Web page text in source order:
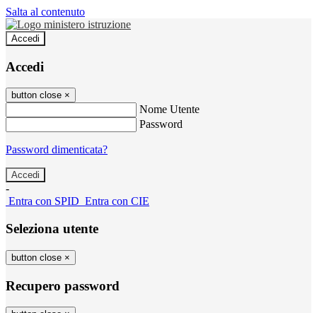
Salta al contenuto
Accedi
Accedi
button close ×
Nome Utente
Password
Password dimenticata?
-
Entra con SPID Entra con CIE
Seleziona utente
button close ×
Recupero password